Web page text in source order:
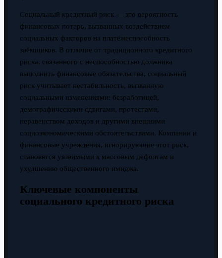
Социальный кредитный риск — это вероятность
финансовых потерь, вызванных воздействием
социальных факторов на платёжеспособность
заёмщиков. В отличие от традиционного кредитного
риска, связанного с неспособностью должника
выполнить финансовые обязательства, социальный
риск учитывает нестабильность, вызванную
социальными изменениями: безработицей,
демографическими сдвигами, протестами,
неравенством доходов и другими внешними
социоэкономическими обстоятельствами. Компании и
финансовые учреждения, игнорирующие этот риск,
становятся уязвимыми к массовым дефолтам и
ухудшению общественного имиджа.
Ключевые компоненты
социального кредитного риска